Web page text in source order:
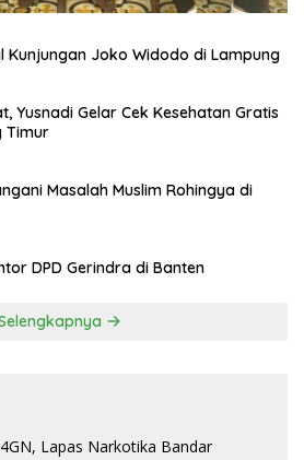
Kunjungan Joko Widodo di Lampung
Yusnadi Gelar Cek Kesehatan Gratis
Timur
Masalah Muslim Rohingya di
DPD Gerindra di Banten